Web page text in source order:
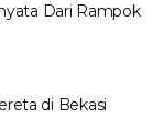
Dari Rampok
di Bekasi